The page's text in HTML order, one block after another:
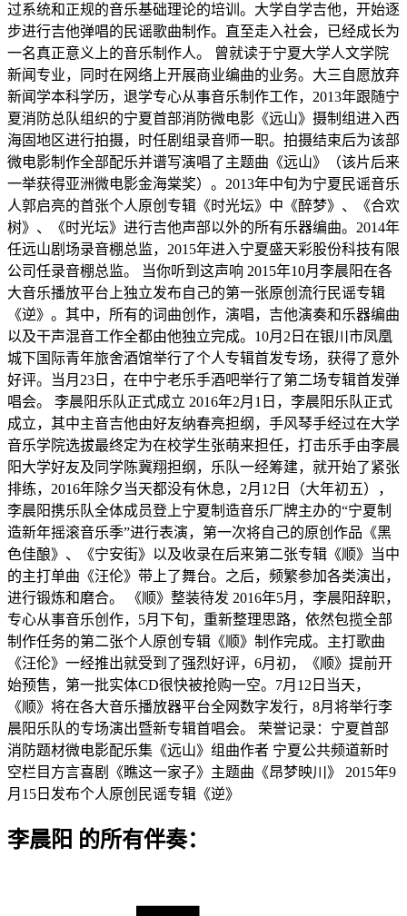
过系统和正规的音乐基础理论的培训。大学自学吉他，开始逐
步进行吉他弹唱的民谣歌曲制作。直至走入社会，已经成长为
一名真正意义上的音乐制作人。 曾就读于宁夏大学人文学院
新闻专业，同时在网络上开展商业编曲的业务。大三自愿放弃
新闻学本科学历，退学专心从事音乐制作工作，2013年跟随宁
夏消防总队组织的宁夏首部消防微电影《远山》摄制组进入西
海固地区进行拍摄，时任剧组录音师一职。拍摄结束后为该部
微电影制作全部配乐并谱写演唱了主题曲《远山》（该片后来
一举获得亚洲微电影金海棠奖）。2013年中旬为宁夏民谣音乐
人郭启亮的首张个人原创专辑《时光坛》中《醉梦》、《合欢
树》、《时光坛》进行吉他声部以外的所有乐器编曲。2014年
任远山剧场录音棚总监，2015年进入宁夏盛天彩股份科技有限
公司任录音棚总监。 当你听到这声响 2015年10月李晨阳在各
大音乐播放平台上独立发布自己的第一张原创流行民谣专辑
《逆》。其中，所有的词曲创作，演唱，吉他演奏和乐器编曲
以及干声混音工作全都由他独立完成。10月2日在银川市凤凰
城下国际青年旅舍酒馆举行了个人专辑首发专场，获得了意外
好评。当月23日，在中宁老乐手酒吧举行了第二场专辑首发弹
唱会。 李晨阳乐队正式成立 2016年2月1日，李晨阳乐队正式
成立，其中主音吉他由好友纳春亮担纲，手风琴手经过在大学
音乐学院选拔最终定为在校学生张萌来担任，打击乐手由李晨
阳大学好友及同学陈冀翔担纲，乐队一经筹建，就开始了紧张
排练，2016年除夕当天都没有休息，2月12日（大年初五），
李晨阳携乐队全体成员登上宁夏制造音乐厂牌主办的“宁夏制
造新年摇滚音乐季”进行表演，第一次将自己的原创作品《黑
色佳酿》、《宁安街》以及收录在后来第二张专辑《顺》当中
的主打单曲《汪伦》带上了舞台。之后，频繁参加各类演出，
进行锻炼和磨合。 《顺》整装待发 2016年5月，李晨阳辞职，
专心从事音乐创作，5月下旬，重新整理思路，依然包揽全部
制作任务的第二张个人原创专辑《顺》制作完成。主打歌曲
《汪伦》一经推出就受到了强烈好评，6月初，《顺》提前开
始预售，第一批实体CD很快被抢购一空。7月12日当天，
《顺》将在各大音乐播放器平台全网数字发行，8月将举行李
晨阳乐队的专场演出暨新专辑首唱会。 荣誉记录：宁夏首部
消防题材微电影配乐集《远山》组曲作者 宁夏公共频道新时
空栏目方言喜剧《瞧这一家子》主题曲《昂梦映川》 2015年9
月15日发布个人原创民谣专辑《逆》
李晨阳 的所有伴奏：